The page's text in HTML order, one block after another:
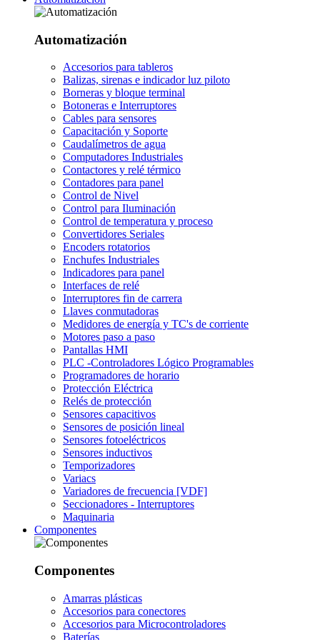
Automatización
Accesorios para tableros
Balizas, sirenas e indicador luz piloto
Borneras y bloque terminal
Botoneras e Interruptores
Cables para sensores
Capacitación y Soporte
Caudalímetros de agua
Computadores Industriales
Contactores y relé térmico
Contadores para panel
Control de Nivel
Control para Iluminación
Control de temperatura y proceso
Convertidores Seriales
Encoders rotatorios
Enchufes Industriales
Indicadores para panel
Interfaces de relé
Interruptores fin de carrera
Llaves conmutadoras
Medidores de energía y TC's de corriente
Motores paso a paso
Pantallas HMI
PLC -Controladores Lógico Programables
Programadores de horario
Protección Eléctrica
Relés de protección
Sensores capacitivos
Sensores de posición lineal
Sensores fotoeléctricos
Sensores inductivos
Temporizadores
Variacs
Variadores de frecuencia [VDF]
Seccionadores - Interruptores
Maquinaria
Componentes
Componentes
Amarras plásticas
Accesorios para conectores
Accesorios para Microcontroladores
Baterías